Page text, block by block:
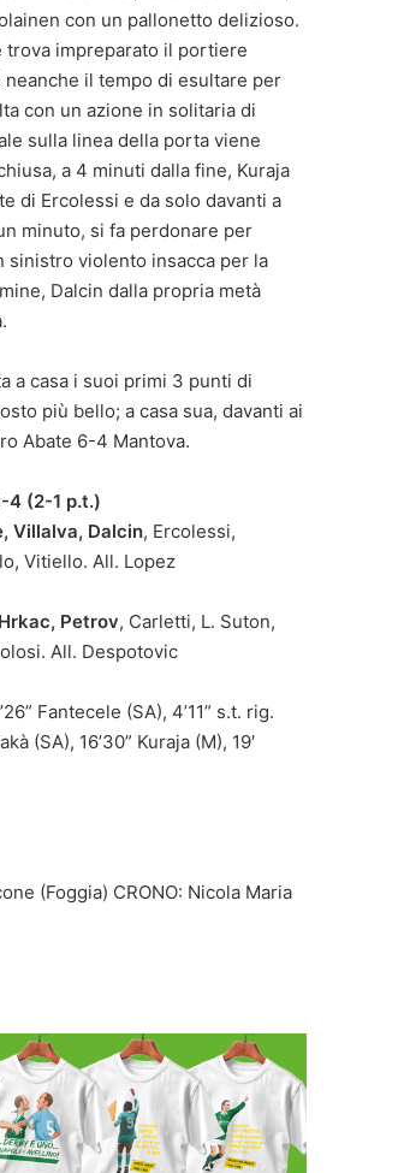
con un pallonetto delizioso.
trova impreparato il portiere
il tempo di esultare per
con un azione in solitaria di
sulla linea della porta viene
a 4 minuti dalla fine, Kuraja
di Ercolessi e da solo davanti a
minuto, si fa perdonare per
sinistro violento insacca per la
Dalcin dalla propria metà
a casa i suoi primi 3 punti di
più bello; a casa sua, davanti ai
Abate 6-4 Mantova.
4 (2-1 p.t.)
Villalva, Dalcin, Ercolessi,
Vitiello. All. Lopez
Petrov, Carletti, L. Suton,
All. Despotovic
Fantecele (SA), 4’11” s.t. rig.
(SA), 16’30” Kuraja (M), 19′
(Foggia) CRONO: Nicola Maria